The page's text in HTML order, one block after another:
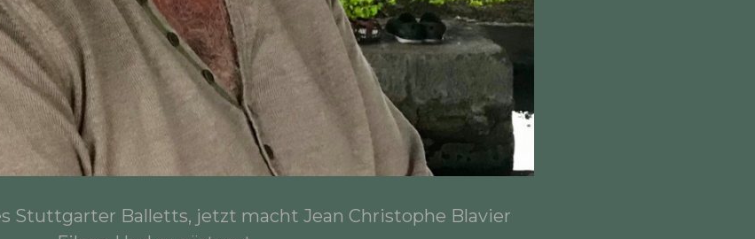
Stuttgarter Balletts, jetzt macht Jean Christophe Blavier